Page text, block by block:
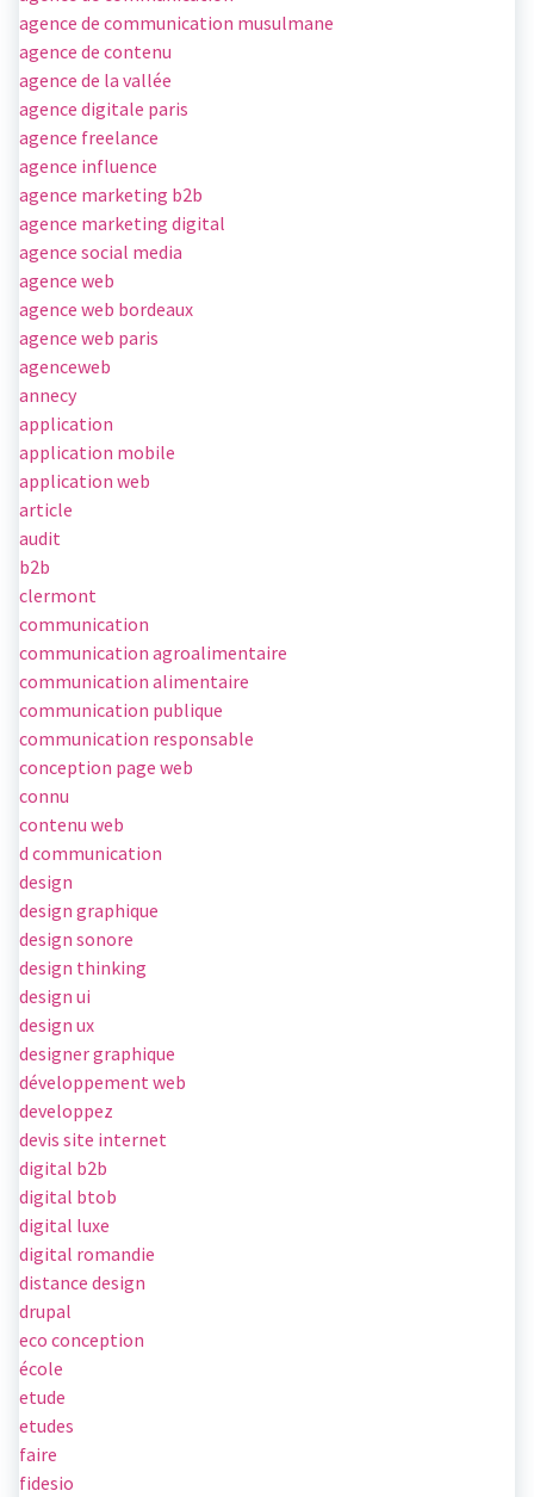
agence de communication musulmane
agence de contenu
agence de la vallée
agence digitale paris
agence freelance
agence influence
agence marketing b2b
agence marketing digital
agence social media
agence web
agence web bordeaux
agence web paris
agenceweb
annecy
application
application mobile
application web
article
audit
b2b
clermont
communication
communication agroalimentaire
communication alimentaire
communication publique
communication responsable
conception page web
connu
contenu web
d communication
design
design graphique
design sonore
design thinking
design ui
design ux
designer graphique
développement web
developpez
devis site internet
digital b2b
digital btob
digital luxe
digital romandie
distance design
drupal
eco conception
école
etude
etudes
faire
fidesio